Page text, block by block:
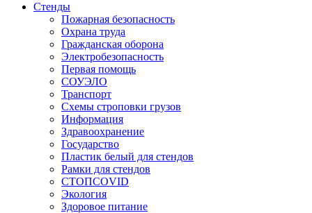
Стенды
Пожарная безопасность
Охрана труда
Гражданская оборона
Электробезопасность
Первая помощь
СОУЭЛО
Транспорт
Схемы строповки грузов
Информация
Здравоохранение
Государство
Пластик белый для стендов
Рамки для стендов
СТОПCOVID
Экология
Здоровое питание